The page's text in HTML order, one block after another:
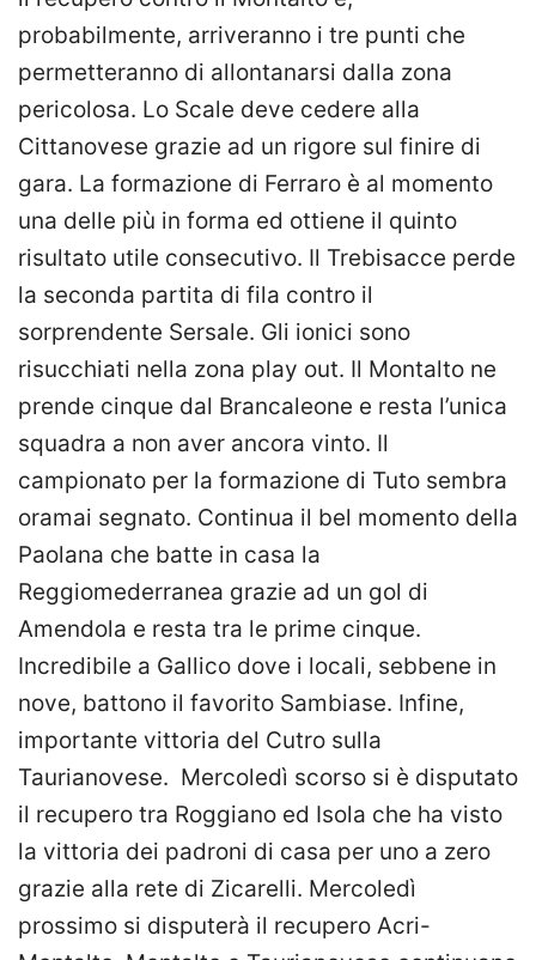
probabilmente, arriveranno i tre punti che
permetteranno di allontanarsi dalla zona
pericolosa. Lo Scale deve cedere alla
Cittanovese grazie ad un rigore sul finire di
gara. La formazione di Ferraro è al momento
una delle più in forma ed ottiene il quinto
risultato utile consecutivo. Il Trebisacce perde
la seconda partita di fila contro il
sorprendente Sersale. Gli ionici sono
risucchiati nella zona play out. Il Montalto ne
prende cinque dal Brancaleone e resta l’unica
squadra a non aver ancora vinto. Il
campionato per la formazione di Tuto sembra
oramai segnato. Continua il bel momento della
Paolana che batte in casa la
Reggiomederranea grazie ad un gol di
Amendola e resta tra le prime cinque.
Incredibile a Gallico dove i locali, sebbene in
nove, battono il favorito Sambiase. Infine,
importante vittoria del Cutro sulla
Taurianovese. Mercoledì scorso si è disputato
il recupero tra Roggiano ed Isola che ha visto
la vittoria dei padroni di casa per uno a zero
grazie alla rete di Zicarelli. Mercoledì
prossimo si disputerà il recupero Acri-